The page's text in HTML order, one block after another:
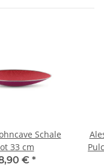
Schale
33 cm
€ *